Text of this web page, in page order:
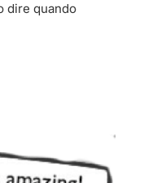
dire quando